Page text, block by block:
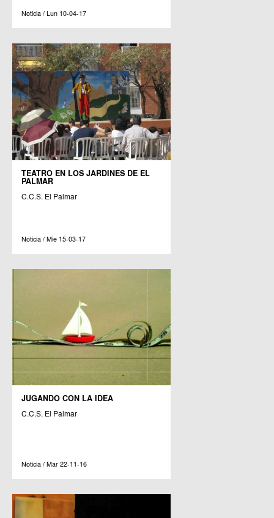
Noticia / Lun 10-04-17
TEATRO EN LOS JARDINES DE EL
PALMAR
C.C.S. El Palmar
Noticia / Mie 15-03-17
JUGANDO CON LA IDEA
C.C.S. El Palmar
Noticia / Mar 22-11-16